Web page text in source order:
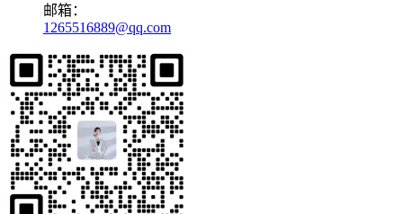
邮箱：
1265516889@qq.com